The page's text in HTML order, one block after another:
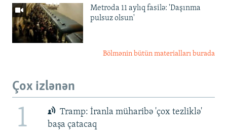
Metroda 11 aylıq fasilə: 'Daşınma
pulsuz olsun'
Bölmənin bütün materialları burada
Çox izlənən
1
Tramp: İranla müharibə 'çox tezliklə'
başa çatacaq